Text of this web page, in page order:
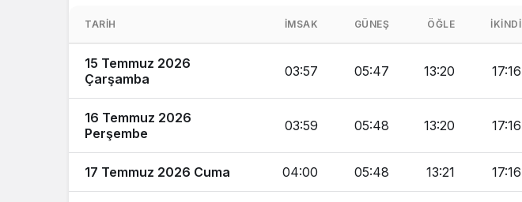
TARIH İMSAK GÜNEŞ ÖĞLE İKINDI
15 Temmuz 2026
Çarşamba
03:57 05:47 13:20 17:16
16 Temmuz 2026
Perşembe
03:59 05:48 13:20 17:16
17 Temmuz 2026 Cuma 04:00 05:48 13:21 17:16